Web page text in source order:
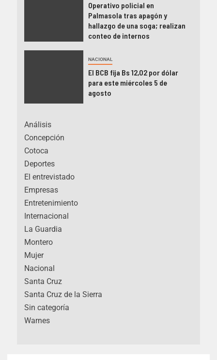
Operativo policial en
Palmasola tras apagón y
hallazgo de una soga; realizan
conteo de internos
NACIONAL
El BCB fija Bs 12,02 por dólar
para este miércoles 5 de
agosto
Análisis
Concepción
Cotoca
Deportes
El entrevistado
Empresas
Entretenimiento
Internacional
La Guardia
Montero
Mujer
Nacional
Santa Cruz
Santa Cruz de la Sierra
Sin categoría
Warnes